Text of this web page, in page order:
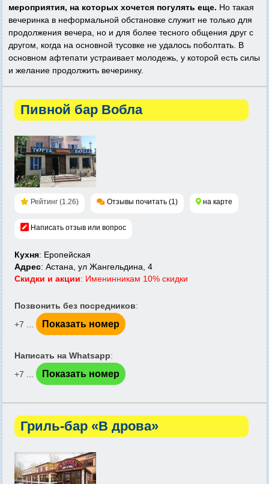
мероприятия, на которых хочется погулять еще. Но такая
вечеринка в неформальной обстановке служит не только для
продолжения вечера, но и для более тесного общения друг с
другом, когда на основной тусовке не удалось поболтать. В
основном афтепати устраивает молодежь, у которой есть силы
и желание продолжить вечеринку.
Пивной бар Вобла
Рейтинг (1.26) Отзывы почитать (1) на карте
Написать отзыв или вопрос
Кухня: Еропейская
Адрес: Астана, ул Жангельдина, 4
Скидки и акции: Именинникам 10% скидки
Позвонить без посредников:
+7 ...
Показать номер
Написать на Whatsapp:
+7 ...
Показать номер
Гриль-бар «В дрова»